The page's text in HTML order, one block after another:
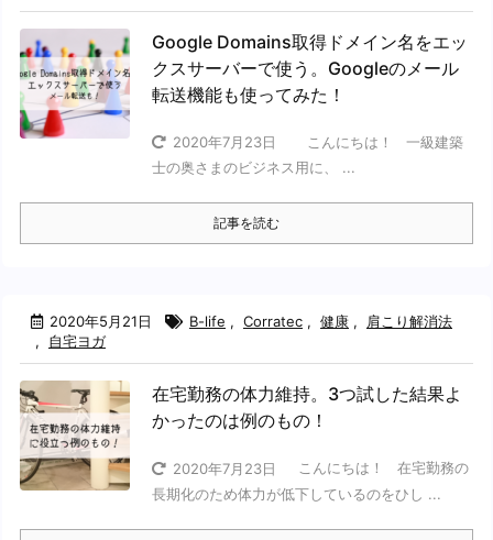
Google Domains取得ドメイン名をエッ
クスサーバーで使う。Googleのメール
転送機能も使ってみた！
2020年7月23日
こんにちは！ 一級建築
士の奥さまのビジネス用に、 ...
記事を読む
2020年5月21日 B-life , Corratec , 健康 ,
肩こり解消法
,
自宅ヨガ
在宅勤務の体力維持。3つ試した結果よ
かったのは例のもの！
2020年7月23日
こんにちは！ 在宅勤務の
長期化のため体力が低下しているのをひし ...